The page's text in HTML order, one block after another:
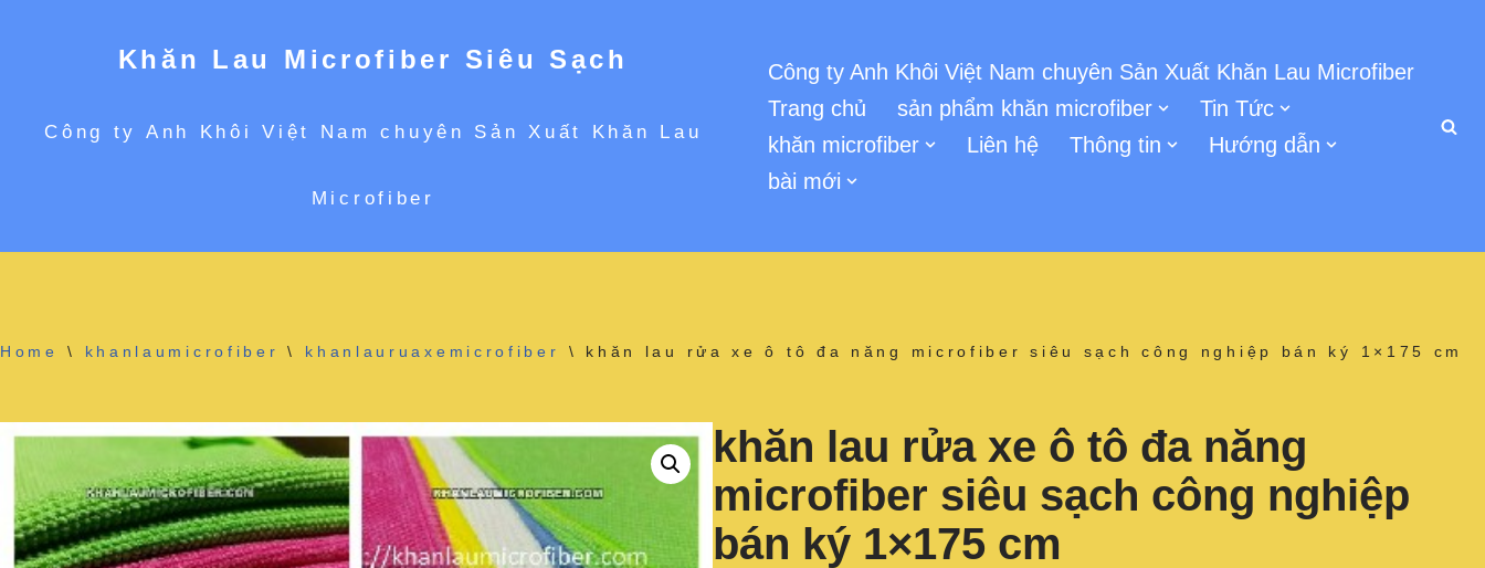
tới
Khăn Lau Microfiber Siêu Sạch
Công ty Anh Khôi Việt Nam chuyên Sản Xuất Khăn Lau
Microfiber
Công ty Anh Khôi Việt Nam chuyên Sản Xuất Khăn Lau Microfiber
Trang chủ
sản phẩm khăn microfiber
Tin Tức
khăn microfiber
Liên hệ Thông tin
Hướng dẫn
bài mới
Home \ khanlaumicrofiber \ khanlauruaxemicrofiber \ khăn lau rửa xe ô tô đa năng microfiber siêu sạch công nghiệp bán ký 1×175 cm
khăn lau rửa xe ô tô đa năng
microfiber siêu sạch công nghiệp
bán ký 1×175 cm